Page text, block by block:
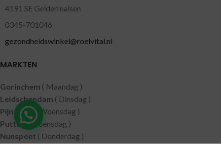
4191 SE Geldermalsen
0345-701046
gezondheidswinkel@roelvital.nl
MARKTEN
Gorinchem ( Maandag )
Leidschendam ( Dinsdag )
Pijnacker( Woensdag )
Putten( Woensdag )
Nunspeet ( Donderdag )